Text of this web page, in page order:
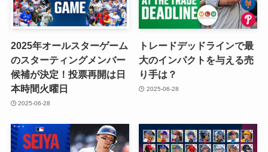
2025年オールスターゲーム
のスターティングメンバー
候補が決定！投票再開は日
本時間火曜日
2025-06-28
トレードデッドラインで最
大のインパクトを与える売
り手は？
2025-06-28